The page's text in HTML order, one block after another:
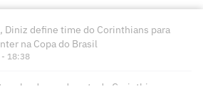
Diniz define time do Corinthians para
na Copa do Brasil
18:38
culpado em derrota do Corinthians